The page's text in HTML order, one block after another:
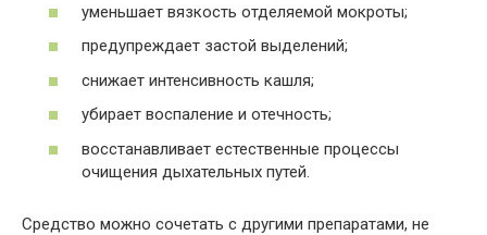
уменьшает вязкость отделяемой мокроты;
предупреждает застой выделений;
снижает интенсивность кашля;
убирает воспаление и отечность;
восстанавливает естественные процессы
очищения дыхательных путей.
Средство можно сочетать с другими препаратами, не